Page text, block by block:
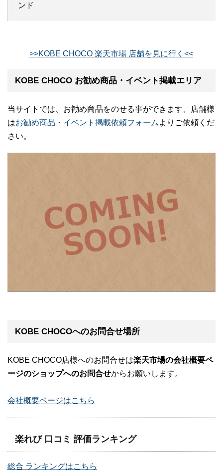
ンド
>>KOBE CHOCO 楽天市場 店舗を見に行く<<
KOBE CHOCO お勧め商品・イベント掲載エリア
当サイトでは、お勧め商品をのせる事ができます、店舗様
はお勧め商品・イベント掲載依頼フォーム よりご依頼くだ
さい。
KOBE CHOCOへのお問合せ場所
KOBE CHOCO店様へのお問合せは楽天市場の会社概要ペ
ージのショップへのお問合せからお願いします。
会社概要ページはこちら
楽れび 口コミ 評価ランキング
総合 ランキングはこちら